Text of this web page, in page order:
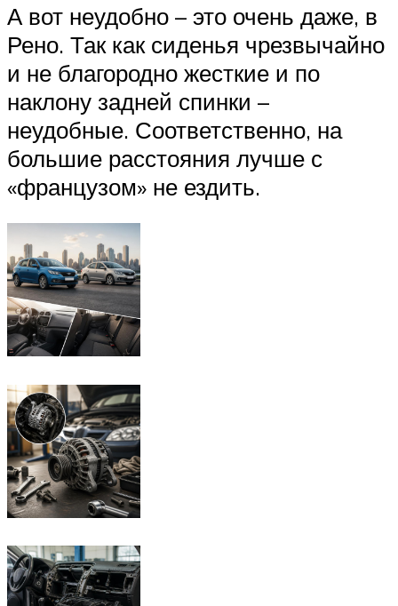
А вот неудобно – это очень даже, в
Рено. Так как сиденья чрезвычайно
и не благородно жесткие и по
наклону задней спинки –
неудобные. Соответственно, на
большие расстояния лучше с
«французом» не ездить.